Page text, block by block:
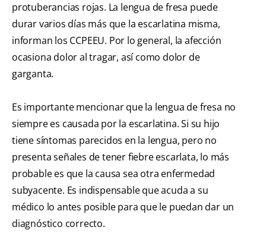
protuberancias rojas. La lengua de fresa puede
durar varios días más que la escarlatina misma,
informan los CCPEEU. Por lo general, la afección
ocasiona dolor al tragar, así como dolor de
garganta.
Es importante mencionar que la lengua de fresa no
siempre es causada por la escarlatina. Si su hijo
tiene síntomas parecidos en la lengua, pero no
presenta señales de tener fiebre escarlata, lo más
probable es que la causa sea otra enfermedad
subyacente. Es indispensable que acuda a su
médico lo antes posible para que le puedan dar un
diagnóstico correcto.